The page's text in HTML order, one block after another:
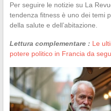
Per seguire le notizie su La
tendenza fitness è uno dei temi
della salute e dell’abitazione.
Lettura complementare : Le
potere politico in Francia da